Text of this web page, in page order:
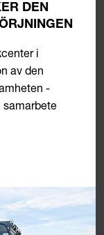
DEN
i
av den
-
samarbete